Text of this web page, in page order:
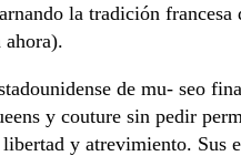
la tradición
ahora).
de mu- seo
y couture sin pedir
y atrevimiento. Sus